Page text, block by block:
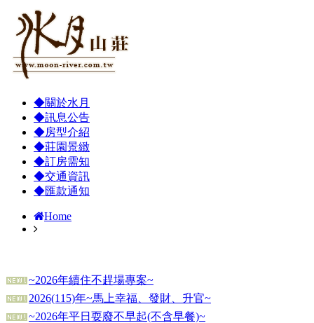
◆關於水月
◆訊息公告
◆房型介紹
◆莊園景緻
◆訂房需知
◆交通資訊
◆匯款通知
Home
~2026年續住不趕場專案~
2026(115)年~馬上幸福、發財、升官~
~2026年平日耍廢不早起(不含早餐)~